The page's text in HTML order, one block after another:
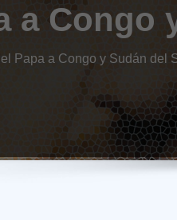
a Congo
Papa a Congo y Sudán del